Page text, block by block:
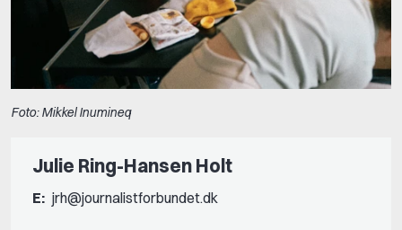
Foto: Mikkel Inumineq
Julie Ring-Hansen Holt
E: jrh@journalistforbundet.dk